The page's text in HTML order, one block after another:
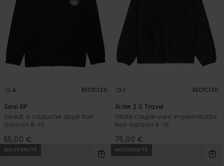
4 RECYCLED
Seal BP
Sweat à capuche zippé Noir
Garçon 8-16
55,00 €
1 RECYCLED
Alder 2.0 Travel
Veste coupe-vent imperméable
Noir Garçon 8-16
75,00 €
NOUVEAUTÉ NOUVEAUTÉ